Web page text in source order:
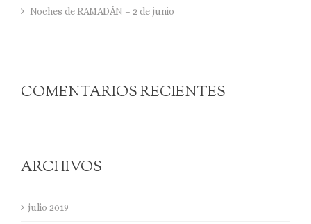
Noches de RAMADÁN – 2 de junio
COMENTARIOS RECIENTES
ARCHIVOS
julio 2019